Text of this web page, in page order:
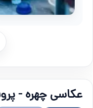
عکاسی چهره -